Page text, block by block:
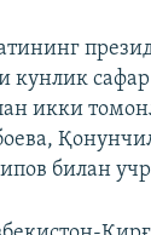
икки
билан